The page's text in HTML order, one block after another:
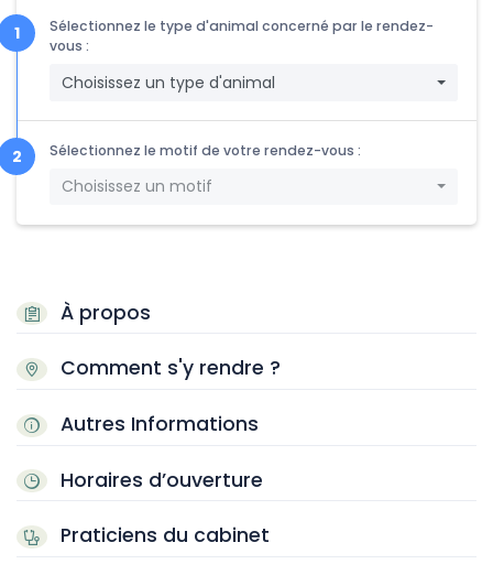
À propos
Comment s'y rendre ?
Autres Informations
Horaires d’ouverture
Praticiens du cabinet
Sélectionnez le type d'animal concerné par le rendez-
vous :
Choisissez un type d'animal
Sélectionnez le motif de votre rendez-vous :
Choisissez un motif